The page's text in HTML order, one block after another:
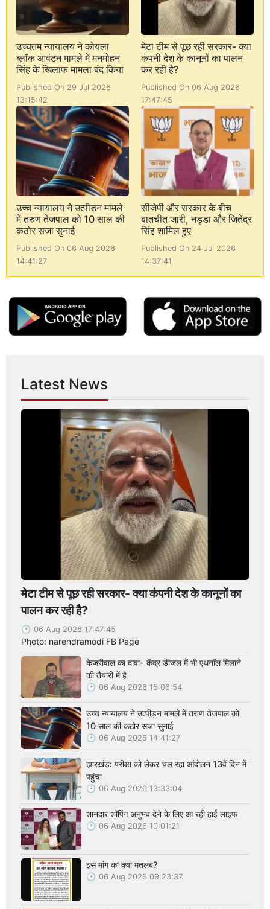
उच्चतम न्यायालय ने कोयला
ब्लॉक आवंटन मामले में मनमोहन
सिंह के खिलाफ मामला बंद किया
Published On 29 Jul 2026
13:15:42
मेटा टीम से पूछ रही सरकार- क्या
कंपनी देश के कानूनों का पालन
कर रही है?
Published On 06 Aug 2026
17:47:45
उच्च न्यायालय ने उत्पीड़न मामले
में तरुण तेजपाल को 10 साल की
कठोर सजा सुनाई
Published On 06 Aug 2026
14:41:27
सीजेपी और सरकार के बीच
बातचीत जारी, नड्डा और जितेंद्र
सिंह शामिल हुए
Published On 24 Jul 2026
14:37:41
Latest News
मेटा टीम से पूछ रही सरकार- क्या कंपनी देश के कानूनों का
पालन कर रही है?
06 Aug 2026 17:47:45
Photo: narendramodi FB Page
केजरीवाल का दावा- केंद्र डीजल में भी एथनॉल मिलाने
की तैयारी में है
06 Aug 2026 15:06:54
उच्च न्यायालय ने उत्पीड़न मामले में तरुण तेजपाल को
10 साल की कठोर सजा सुनाई
06 Aug 2026 14:41:27
झारखंड: परीक्षा को लेकर चल रहा आंदोलन 13वें दिन में
पहुंचा
06 Aug 2026 13:33:04
शानदार शॉपिंग अनुभव देने के लिए आ रही हाई लाइफ
06 Aug 2026 10:01:21
इस मांग का क्या मतलब?
06 Aug 2026 09:23:37